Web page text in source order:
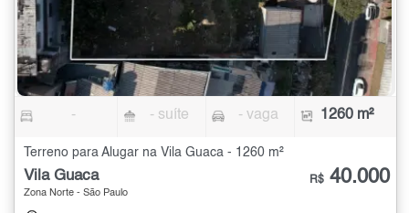
- - suíte - vaga 1260 m²
Terreno para Alugar na Vila Guaca - 1260 m²
Vila Guaca
Zona Norte - São Paulo
R$ 40.000